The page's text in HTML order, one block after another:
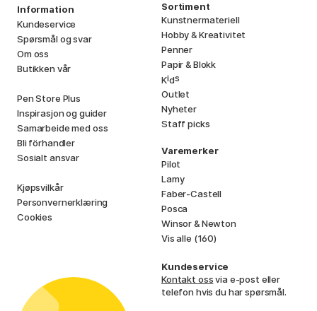
Information
Kundeservice
Spørsmål og svar
Om oss
Butikken vår
Pen Store Plus
Inspirasjon og guider
Samarbeide med oss
Bli förhandler
Sosialt ansvar
Kjøpsvilkår
Personvernerklæring
Cookies
Sortiment
Kunstnermateriell
Hobby & Kreativitet
Penner
Papir & Blokk
Kids
Outlet
Nyheter
Staff picks
Varemerker
Pilot
Lamy
Faber-Castell
Posca
Winsor & Newton
Vis alle (160)
Kundeservice
Kontakt ossvia e-post eller
telefon hvis du har spørsmål.